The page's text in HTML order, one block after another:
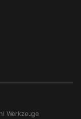
Werkzeuge